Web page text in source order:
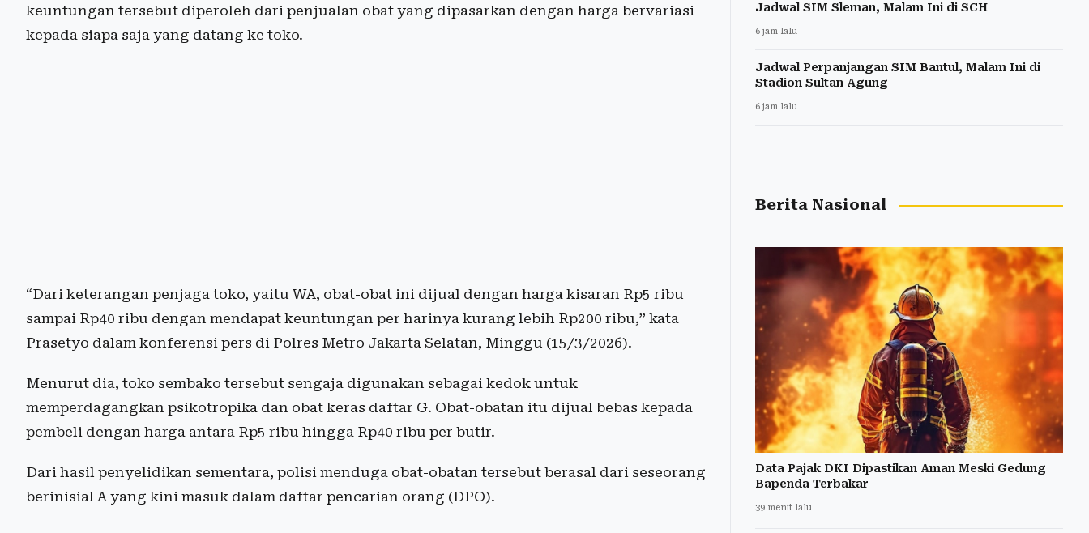
keuntungan tersebut diperoleh dari penjualan obat yang dipasarkan dengan harga bervariasi
kepada siapa saja yang datang ke toko.
“Dari keterangan penjaga toko, yaitu WA, obat-obat ini dijual dengan harga kisaran Rp5 ribu
sampai Rp40 ribu dengan mendapat keuntungan per harinya kurang lebih Rp200 ribu,” kata
Prasetyo dalam konferensi pers di Polres Metro Jakarta Selatan, Minggu (15/3/2026).
Menurut dia, toko sembako tersebut sengaja digunakan sebagai kedok untuk
memperdagangkan psikotropika dan obat keras daftar G. Obat-obatan itu dijual bebas kepada
pembeli dengan harga antara Rp5 ribu hingga Rp40 ribu per butir.
Dari hasil penyelidikan sementara, polisi menduga obat-obatan tersebut berasal dari seseorang
berinisial A yang kini masuk dalam daftar pencarian orang (DPO).
Jadwal SIM Sleman, Malam Ini di SCH
6 jam lalu
Jadwal Perpanjangan SIM Bantul, Malam Ini di
Stadion Sultan Agung
6 jam lalu
Berita Nasional
Data Pajak DKI Dipastikan Aman Meski Gedung
Bapenda Terbakar
39 menit lalu